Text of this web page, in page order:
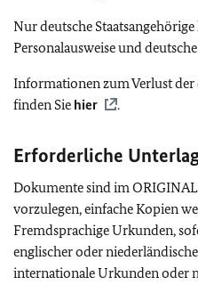
Nur deutsche
Personalausweise und
Informationen zum Verlust der
finden Sie hier .
Erforderliche
Dokumente sind im
vorzulegen,einfache Kopien
Fremdsprachige Urkunden,
englischer oder
internationale Urkunden oder